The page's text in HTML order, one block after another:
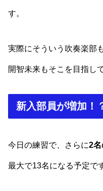
す。
実際にそういう吹奏楽部
開智未来もそこを目指し
新入部員が増加！
今日の練習で、さらに2名
最大で13名になる予定で